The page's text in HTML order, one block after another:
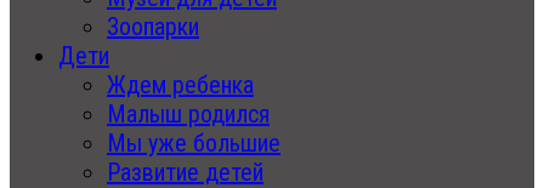
Зоопарки
Дети
Ждем ребенка
Малыш родился
Мы уже большие
Развитие детей